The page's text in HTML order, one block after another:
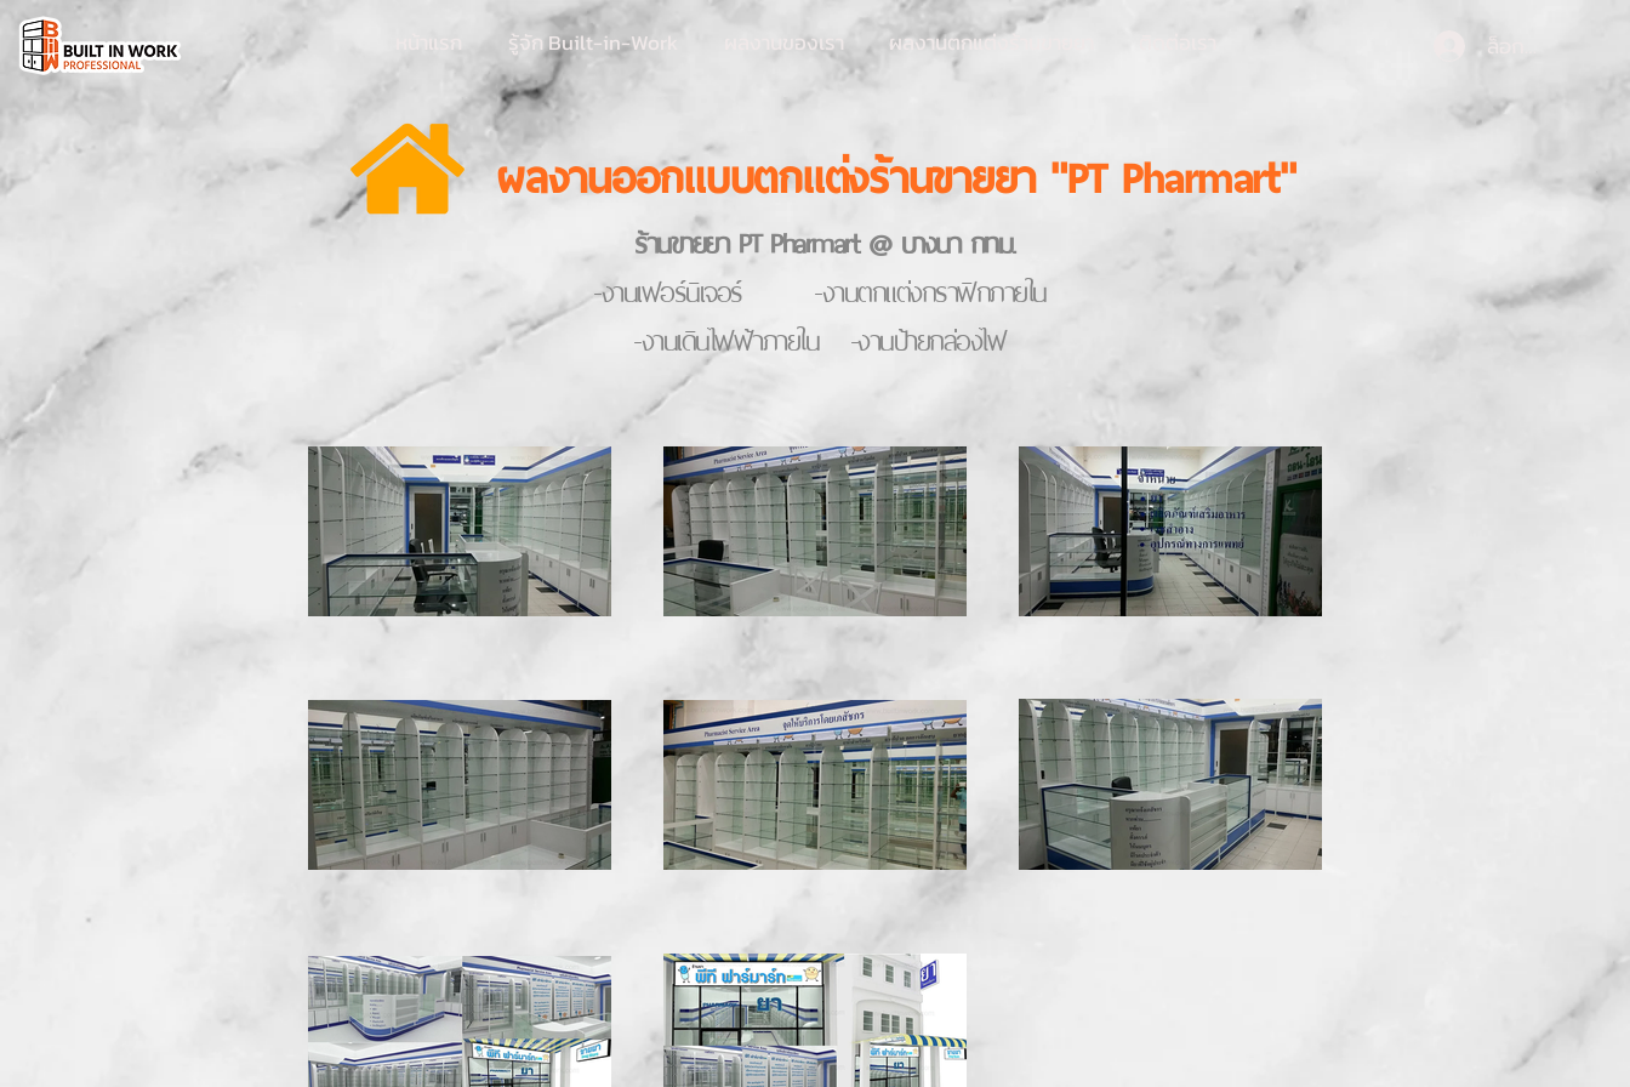
หน้าแรก รู้จัก Built-in-Work ผลงานของเรา ผลงานตกแต่งร้านขายยา ล็อกอิน
ผลงานออกแบบตกแต่งร้านขายยา "PT Pharmart"
ร้านขายยา PT Pharmart @ บางนา กทม.
-งานเฟอร์นิเจอร์ -งานตกแต่งกราฟิกภายใน
-งานเดินไฟฟ้าภายใน -งานป้ายกล่องไฟ